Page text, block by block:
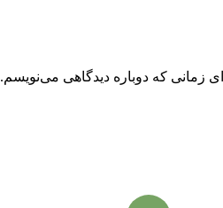
زمانی که دوباره دیدگاهی می‌نویسم.